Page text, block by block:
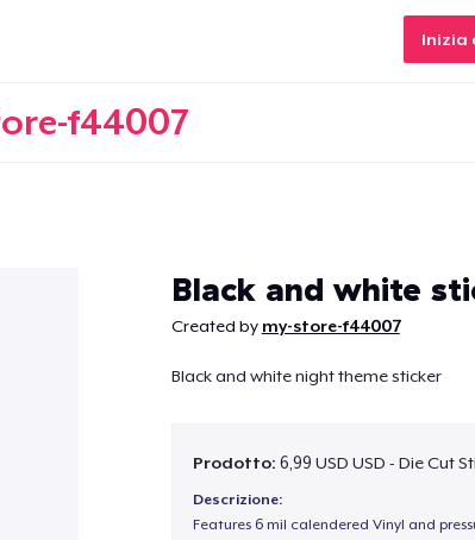
Inizia
f44007
Black and white
Created by my-store-f44007
Black and white night theme sticker
Prodotto: 6,99 USD USD - Die Cut
Descrizione:
Features 6 mil calendered Vinyl and